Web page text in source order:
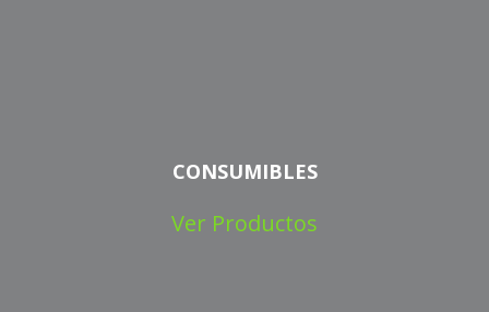
CONSUMIBLES
Ver Productos